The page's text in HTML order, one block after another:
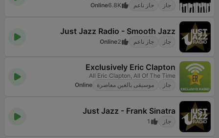
جاز
جاز ناعم 6.8K
Online
Just Jazz Radio - Smooth Jazz
جاز جاز ناعم 2
Online
Exclusively Eric Clapton
All Eric Clapton, All Of The Time
جاز
موسيقى بالغين معاصرة Online
Just Jazz - Frank Sinatra
جاز 1